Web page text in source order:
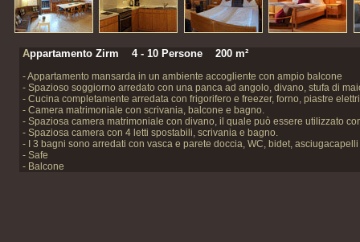
AppartamentoZirm 4 - 10 Persone 200 m²
- Appartamento mansarda in un ambiente accogliente con ampio balcone
- Spazioso soggiorno arredato con una panca ad angolo, divano, stufa di
- Cucina completamente arredata con frigorifero e freezer, forno, piastre
- Camera matrimoniale con scrivania, balcone e bagno.
- Spaziosa camera matrimoniale con divano, il quale può essere utilizzato
- Spaziosa camera con 4 letti spostabili, scrivania e bagno.
- I 3 bagni sono arredati con vasca e parete doccia, WC, bidet,
- Safe
- Balcone